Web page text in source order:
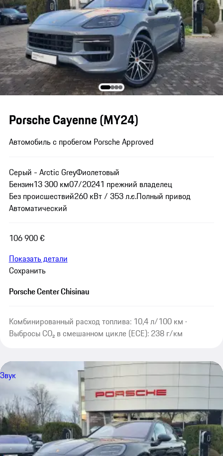
Porsche Cayenne (MY24)
Автомобиль с пробегом Porsche Approved
Серый - Arctic GreyФиолетовый
Бензин13 300 км07/20241 прежний владелец
Без происшествий260 кВт / 353 л.с.Полный привод
Автоматический
106 900 €
Показать детали
Сохранить
Porsche Center Chisinau
Комбинированный расход топлива: 10,4 л/100 км ·
Выбросы CO₂ в смешанном цикле (ECE): 238 г/км
Звук